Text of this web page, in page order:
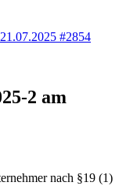
#2854
2 am
nach §19 (1)